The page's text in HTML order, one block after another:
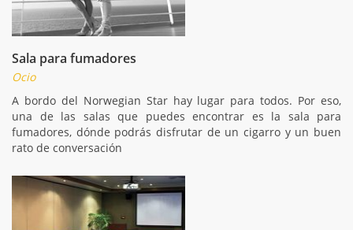
Sala para fumadores
Ocio
A bordo del Norwegian Star hay lugar para todos. Por eso,
una de las salas que puedes encontrar es la sala para
fumadores, dónde podrás disfrutar de un cigarro y un buen
rato de conversación